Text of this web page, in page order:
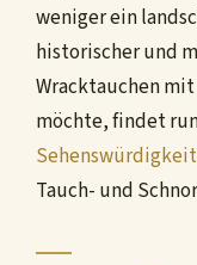
weniger ein
historischer und
Wracktauchen
möchte, findet
Tauch- und